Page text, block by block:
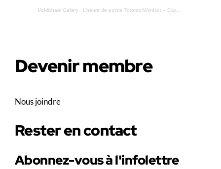
McMichael Gallery · L’heure de pointe Toronto/Windsor – Exposition Brenda Draney - 09-09-2020
Devenir membre
Nous joindre
Rester en contact
Abonnez-vous à l'infolettre